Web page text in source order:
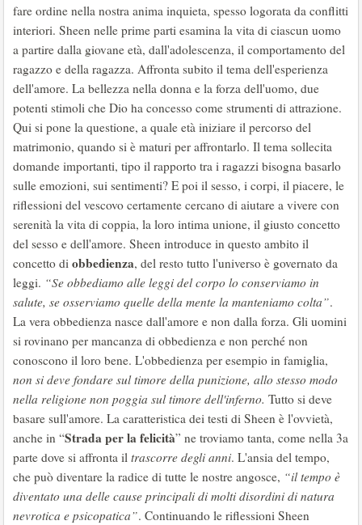
fare ordine nella nostra anima inquieta, spesso logorata da conflitti
interiori. Sheen nelle prime parti esamina la vita di ciascun uomo
a partire dalla giovane età, dall'adolescenza, il comportamento del
ragazzo e della ragazza. Affronta subito il tema dell'esperienza
dell'amore. La bellezza nella donna e la forza dell'uomo, due
potenti stimoli che Dio ha concesso come strumenti di attrazione.
Qui si pone la questione, a quale età iniziare il percorso del
matrimonio, quando si è maturi per affrontarlo. Il tema sollecita
domande importanti, tipo il rapporto tra i ragazzi bisogna basarlo
sulle emozioni, sui sentimenti? E poi il sesso, i corpi, il piacere, le
riflessioni del vescovo certamente cercano di aiutare a vivere con
serenità la vita di coppia, la loro intima unione, il giusto concetto
del sesso e dell'amore. Sheen introduce in questo ambito il
concetto di obbedienza, del resto tutto l'universo è governato da
leggi. “Se obbediamo alle leggi del corpo lo conserviamo in
salute, se osserviamo quelle della mente la manteniamo colta”.
La vera obbedienza nasce dall'amore e non dalla forza. Gli uomini
si rovinano per mancanza di obbedienza e non perché non
conoscono il loro bene. L'obbedienza per esempio in famiglia,
non si deve fondare sul timore della punizione, allo stesso modo
nella religione non poggia sul timore dell'inferno. Tutto si deve
basare sull'amore. La caratteristica dei testi di Sheen è l'ovvietà,
anche in “Strada per la felicità” ne troviamo tanta, come nella 3a
parte dove si affronta il trascorre degli anni. L'ansia del tempo,
che può diventare la radice di tutte le nostre angosce, “il tempo è
diventato una delle cause principali di molti disordini di natura
nevrotica e psicopatica”. Continuando le riflessioni Sheen